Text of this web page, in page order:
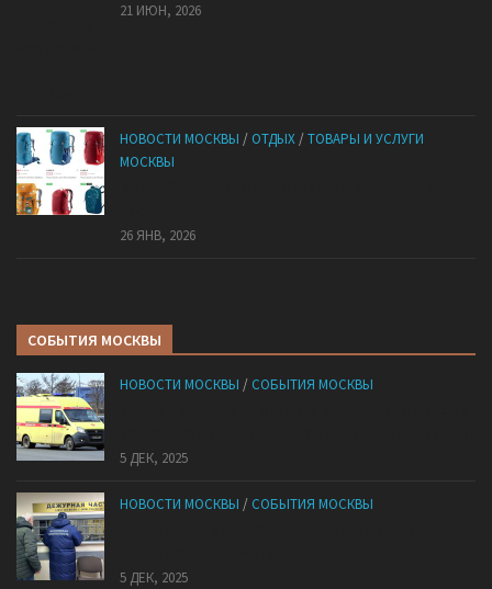
21 ИЮН, 2026
НОВОСТИ МОСКВЫ / ОТДЫХ /ТОВАРЫ И УСЛУГИ
МОСКВЫ
26 ЯНВ, 2026
СОБЫТИЯ МОСКВЫ
НОВОСТИ МОСКВЫ / СОБЫТИЯ МОСКВЫ
5 ДЕК, 2025
НОВОСТИ МОСКВЫ / СОБЫТИЯ МОСКВЫ
5 ДЕК, 2025